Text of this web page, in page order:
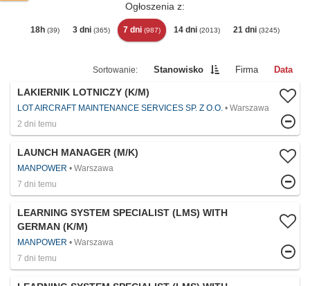
Ogłoszenia z:
18h (39) 3 dni (365) 7 dni (987) 14 dni (2013) 21 dni (3245)
Stanowisko Firma Data
LAKIERNIK LOTNICZY (K/M)
LOT AIRCRAFT MAINTENANCE SERVICES SP. Z O.O.
Warszawa
2 dni temu
LAUNCH MANAGER (M/K)
MANPOWER
Warszawa
7 dni temu
LEARNING SYSTEM SPECIALIST (LMS) WITH
GERMAN (K/M)
MANPOWER
Warszawa
7 dni temu